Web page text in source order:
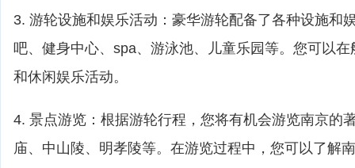
3. 游轮设施和娱乐活动：豪华游轮配备了各种设施和
吧、健身中心、spa、游泳池、儿童乐园等。您可以
和休闲娱乐活动。
4. 景点游览：根据游轮行程，您将有机会游览南京的
庙、中山陵、明孝陵等。在游览过程中，您可以了解